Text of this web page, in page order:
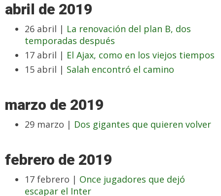
abril de 2019
26 abril | La renovación del plan B, dos
temporadas después
17 abril | El Ajax, como en los viejos tiempos
15 abril | Salah encontró el camino
marzo de 2019
29 marzo | Dos gigantes que quieren volver
febrero de 2019
17 febrero | Once jugadores que dejó
escapar el Inter